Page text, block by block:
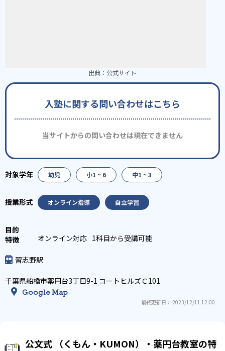
出典： 公式サイト
入塾に関する問い合わせはこちら
当サイトからの問い合わせは現在できません
幼児 小1 ~ 6 中1 ~ 3
オンライン指導 自立学習
オンライン対応 1科目から受講可能
習志野駅
千葉県船橋市薬円台3丁目9-1 コートヒルズＣ101
Google Map
最終更新日： 2023/12/11 12:00
公文式 （くもん・KUMON）・薬円台教室の特